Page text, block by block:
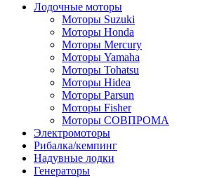
Лодочные моторы
Моторы Suzuki
Моторы Honda
Моторы Mercury
Моторы Yamaha
Моторы Tohatsu
Моторы Hidea
Моторы Parsun
Моторы Fisher
Моторы СОВПРОМА
Электромоторы
Рибалка/кемпинг
Надувные лодки
Генераторы